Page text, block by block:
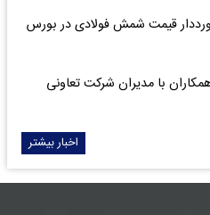
قیمت شمش فولادی در بورس
با مدیران شرکت تعاونی
اخبار بیشتر